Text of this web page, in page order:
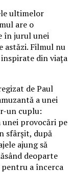
ultimelor
are o
în jurul unei
astăzi. Filmul nu
din viața
de Paul
a unei
un cuplu:
provocări pe
sfârșit, după
ajung să
deoparte
a încerca